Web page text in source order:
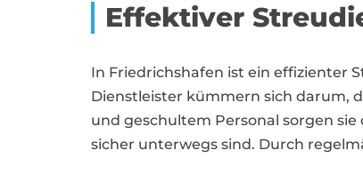
Effektiver
In Friedrichshafen ist ein effizienter
Dienstleister kümmern sich darum,
und geschultem Personal sorgen
sicher unterwegs sind. Durch